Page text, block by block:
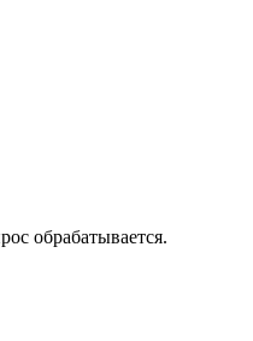
обрабатывается.